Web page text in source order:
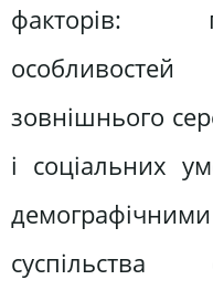
факторів:
зовнішнього
і соціальних
суспільства